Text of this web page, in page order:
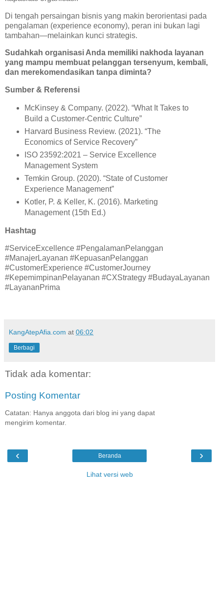
Di tengah persaingan bisnis yang makin berorientasi pada
pengalaman (experience economy), peran ini bukan lagi
tambahan—melainkan kunci strategis.
Sudahkah organisasi Anda memiliki nakhoda layanan
yang mampu membuat pelanggan tersenyum, kembali,
dan merekomendasikan tanpa diminta?
Sumber & Referensi
McKinsey & Company. (2022). “What It Takes to
Build a Customer-Centric Culture”
Harvard Business Review. (2021). “The
Economics of Service Recovery”
ISO 23592:2021 – Service Excellence
Management System
Temkin Group. (2020). “State of Customer
Experience Management”
Kotler, P. & Keller, K. (2016). Marketing
Management (15th Ed.)
Hashtag
#ServiceExcellence #PengalamanPelanggan
#ManajerLayanan #KepuasanPelanggan
#CustomerExperience #CustomerJourney
#KepemimpinanPelayanan #CXStrategy #BudayaLayanan
#LayananPrima
KangAtepAfia.com at 06:02
Berbagi
Tidak ada komentar:
Posting Komentar
Catatan: Hanya anggota dari blog ini yang dapat
mengirim komentar.
‹ ›
Beranda
Lihat versi web